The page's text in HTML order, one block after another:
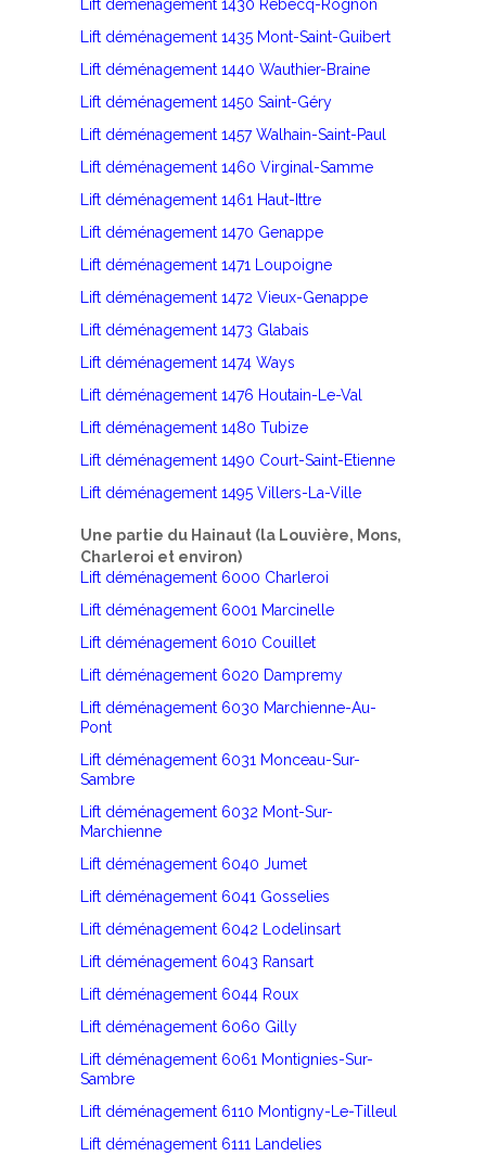
Lift déménagement 1430 Rebecq-Rognon
Lift déménagement 1435 Mont-Saint-Guibert
Lift déménagement 1440 Wauthier-Braine
Lift déménagement 1450 Saint-Géry
Lift déménagement 1457 Walhain-Saint-Paul
Lift déménagement 1460 Virginal-Samme
Lift déménagement 1461 Haut-Ittre
Lift déménagement 1470 Genappe
Lift déménagement 1471 Loupoigne
Lift déménagement 1472 Vieux-Genappe
Lift déménagement 1473 Glabais
Lift déménagement 1474 Ways
Lift déménagement 1476 Houtain-Le-Val
Lift déménagement 1480 Tubize
Lift déménagement 1490 Court-Saint-Etienne
Lift déménagement 1495 Villers-La-Ville
Une partie du Hainaut (la Louvière, Mons,
Charleroi et environ)
Lift déménagement 6000 Charleroi
Lift déménagement 6001 Marcinelle
Lift déménagement 6010 Couillet
Lift déménagement 6020 Dampremy
Lift déménagement 6030 Marchienne-Au-
Pont
Lift déménagement 6031 Monceau-Sur-
Sambre
Lift déménagement 6032 Mont-Sur-
Marchienne
Lift déménagement 6040 Jumet
Lift déménagement 6041 Gosselies
Lift déménagement 6042 Lodelinsart
Lift déménagement 6043 Ransart
Lift déménagement 6044 Roux
Lift déménagement 6060 Gilly
Lift déménagement 6061 Montignies-Sur-
Sambre
Lift déménagement 6110 Montigny-Le-Tilleul
Lift déménagement 6111 Landelies